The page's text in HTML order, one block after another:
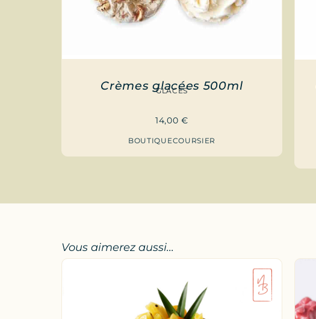
Crèmes glacées 500ml
GLACES
14,00€
BOUTIQUECOURSIER
Vous aimerez aussi...